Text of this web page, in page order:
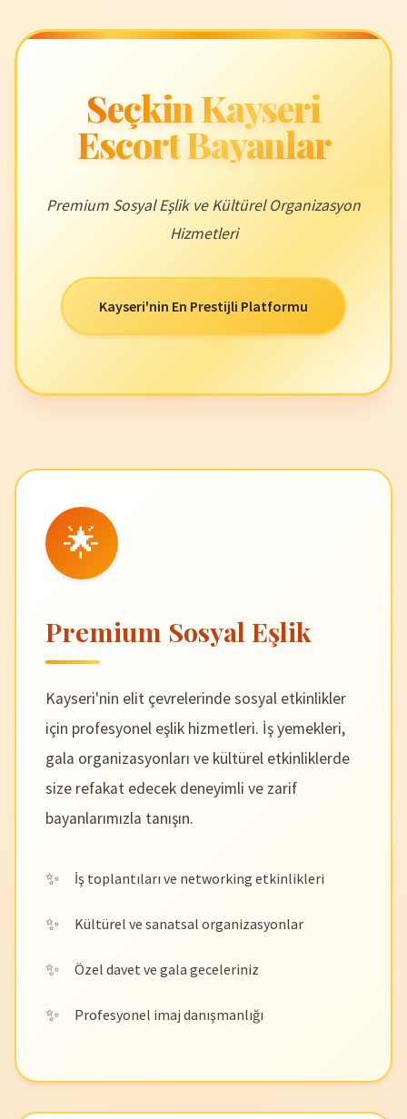
Seçkin Kayseri
Escort Bayanlar
Premium Sosyal Eşlik ve Kültürel Organizasyon
Hizmetleri
Kayseri'nin En Prestijli Platformu
🌟
Premium Sosyal Eşlik
Kayseri'nin elit çevrelerinde sosyal etkinlikler
için profesyonel eşlik hizmetleri. İş yemekleri,
gala organizasyonları ve kültürel etkinliklerde
size refakat edecek deneyimli ve zarif
bayanlarımızla tanışın.
İş toplantıları ve networking etkinlikleri
Kültürel ve sanatsal organizasyonlar
Özel davet ve gala geceleriniz
Profesyonel imaj danışmanlığı